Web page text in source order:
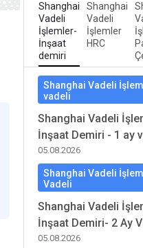
Shanghai
Vadeli
İşlemler-
İnşaat
demiri
Shanghai
Vadeli
İşlemler
HRC
Shanghai Vadeli
vadeli
Shanghai Vadeli
İnşaat Demiri - 1 ay
05.08.2026
Shanghai Vadeli
Vadeli
Shanghai Vadeli
İnşaat Demiri- 2 Ay
05.08.2026